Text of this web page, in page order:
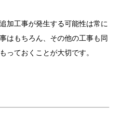
加工事が発生する可能性は常に
はもちろん、その他の工事も同
っておくことが大切です。